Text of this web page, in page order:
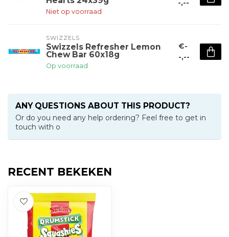
Niet op voorraad
-,--
SWIZZELS
Swizzels Refresher Lemon
Chew Bar 60x18g
Op voorraad
€-
-,--
ANY QUESTIONS ABOUT THIS PRODUCT?
Or do you need any help ordering? Feel free to get in
touch with o
RECENT BEKEKEN